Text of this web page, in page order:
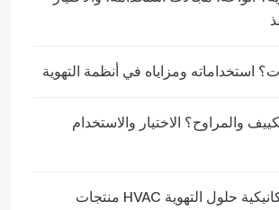
استخداماته ومزاياه في أنظمة التهوية
والمراوح؟ الاختيار والاستخدام
منتجات HVAC والتمديدات الميكانيكية حلول التهوية